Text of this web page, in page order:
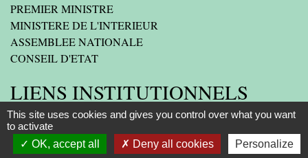
PREMIER MINISTRE
MINISTERE DE L'INTERIEUR
ASSEMBLEE NATIONALE
CONSEIL D'ETAT
LIENS INSTITUTIONNELS
AGGLOMERATION
DEPARTEMENT DE LA DROME
This site uses cookies and gives you control over what you want
to activate
OK, accept all
Deny all cookies Personalize